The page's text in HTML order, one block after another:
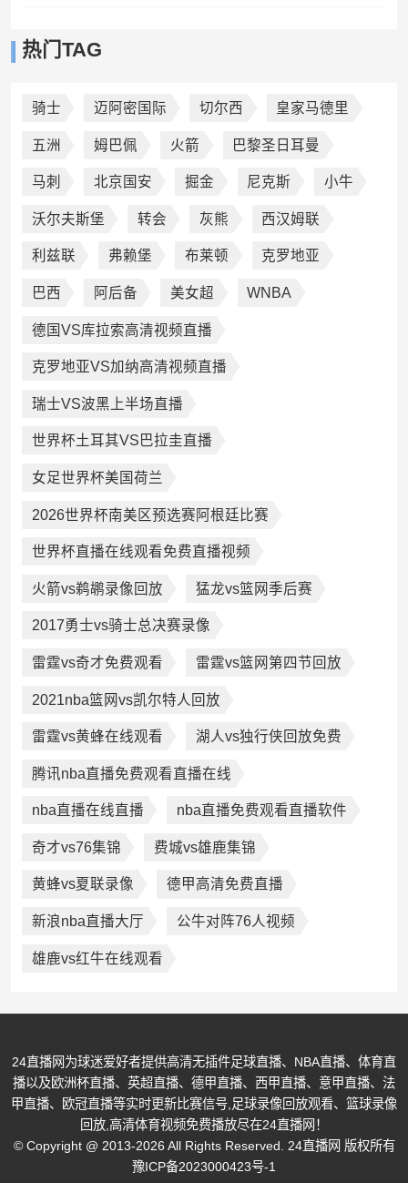
热门TAG
骑士 迈阿密国际 切尔西 皇家马德里
五洲 姆巴佩 火箭 巴黎圣日耳曼
马刺 北京国安 掘金 尼克斯 小牛
沃尔夫斯堡 转会 灰熊 西汉姆联
利兹联 弗赖堡 布莱顿 克罗地亚
巴西 阿后备 美女超 WNBA
德国VS库拉索高清视频直播
克罗地亚VS加纳高清视频直播
瑞士VS波黑上半场直播
世界杯土耳其VS巴拉圭直播
女足世界杯美国荷兰
2026世界杯南美区预选赛阿根廷比赛
世界杯直播在线观看免费直播视频
火箭vs鹈鹕录像回放 猛龙vs篮网季后赛
2017勇士vs骑士总决赛录像
雷霆vs奇才免费观看 雷霆vs篮网第四节回放
2021nba篮网vs凯尔特人回放
雷霆vs黄蜂在线观看 湖人vs独行侠回放免费
腾讯nba直播免费观看直播在线
nba直播在线直播 nba直播免费观看直播软件
奇才vs76集锦 费城vs雄鹿集锦
黄蜂vs夏联录像 德甲高清免费直播
新浪nba直播大厅 公牛对阵76人视频
雄鹿vs红牛在线观看
24直播网为球迷爱好者提供高清无插件足球直播、NBA直播、体育直
播以及欧洲杯直播、英超直播、德甲直播、西甲直播、意甲直播、法
甲直播、欧冠直播等实时更新比赛信号,足球录像回放观看、篮球录像
回放,高清体育视频免费播放尽在24直播网！
© Copyright @ 2013-2026 All Rights Reserved. 24直播网 版权所有
豫ICP备2023000423号-1